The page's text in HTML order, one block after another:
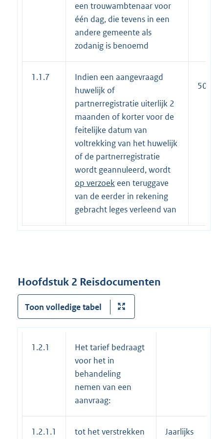
een trouwambtenaar voor
één dag, die tevens in een
andere gemeente als
zodanig is benoemd
1.1.7
Indien een aangevraagd
huwelijk of
partnerregistratie uiterlijk 2
maanden of korter voor de
feitelijke datum van
voltrekking van het huwelijk
of de partnerregistratie
wordt geannuleerd, wordt
op verzoek een teruggave
van de eerder in rekening
gebracht leges verleend van
50%
Hoofdstuk 2 Reisdocumenten
Toon volledige tabel
1.2.1
Het tarief bedraagt
voor het in
behandeling
nemen van een
aanvraag:
1.2.1.1
tot het verstrekken
Jaarlijks